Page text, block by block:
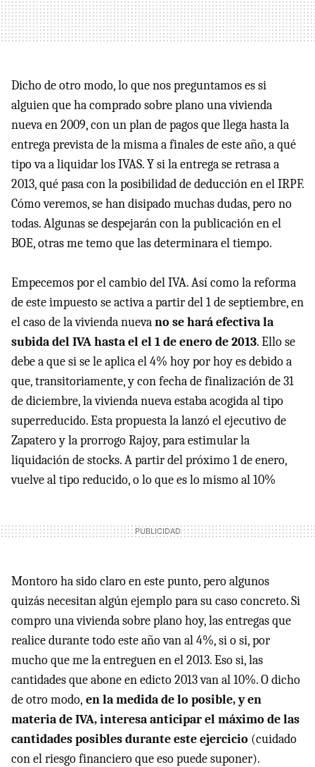
Dicho de otro modo, lo que nos preguntamos es si
alguien que ha comprado sobre plano una vivienda
nueva en 2009, con un plan de pagos que llega hasta la
entrega prevista de la misma a finales de este año, a qué
tipo va a liquidar losIVAS. Y si la entrega se retrasa a
2013, qué pasa con la posibilidad de deducción en elIRPF.
Cómo veremos, se han disipado muchas dudas, pero no
todas. Algunas se despejarán con la publicación en el
BOE, otras me temo que las determinara el tiempo.
Empecemos por el cambio delIVA. Así como la reforma
de este impuesto se activa a partir del 1 de septiembre, en
el caso de la vivienda nuevano se hará efectiva la
subida delIVAhasta el el 1 de enero de 2013. Ello se
debe a que si se le aplica el 4% hoy por hoy es debido a
que, transitoriamente, y con fecha de finalización de 31
de diciembre, la vivienda nueva estaba acogida al tipo
superreducido. Esta propuesta la lanzó el ejecutivo de
Zapatero y la prorrogo Rajoy, para estimular la
liquidación de stocks. A partir del próximo 1 de enero,
vuelve al tipo reducido, o lo que es lo mismo al 10%
Montoro ha sido claro en este punto, pero algunos
quizás necesitan algún ejemplo para su caso concreto. Si
compro una vivienda sobre plano hoy, las entregas que
realice durante todo este año van al 4%, si o si, por
mucho que me la entreguen en el 2013. Eso si, las
cantidades que abone en edicto 2013 van al 10%. O dicho
de otro modo, en la medida de lo posible, y en
materia deIVA, interesa anticipar el máximo de las
cantidades posibles durante este ejercicio (cuidado
con el riesgo financiero que eso puede suponer).